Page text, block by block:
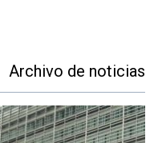
Archivo de noticias